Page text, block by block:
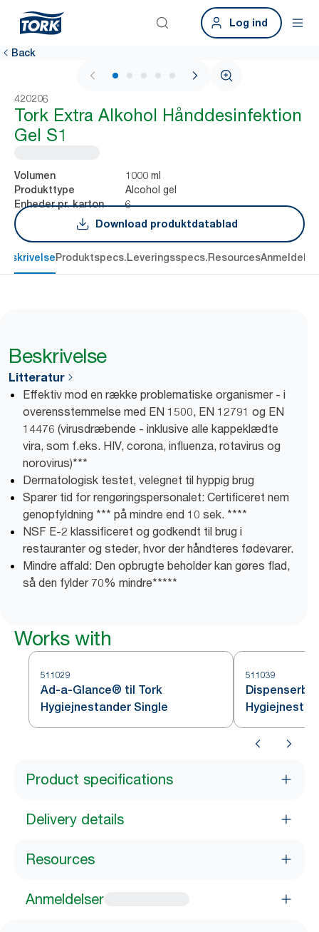
Log ind
Back
1 / 5
420206
Tork Extra Alkohol Hånddesinfektion
Gel S1
Volumen 1000 ml
Produkttype Alcohol gel
Enheder pr. karton
6
Download produktdatablad
Produktspecs.Leveringsspecs.Resources
Beskrivelse
Litteratur
Effektiv mod en række problematiske organismer - i
overensstemmelse med EN 1500, EN 12791 og EN
14476 (virusdræbende - inklusive alle kappeklædte
vira, som f.eks. HIV, corona, influenza, rotavirus og
norovirus)***
Dermatologisk testet, velegnet til hyppig brug
Sparer tid for rengøringspersonalet: Certificeret nem
genopfyldning *** på mindre end 10 sek. ****
NSF E-2 klassificeret og godkendt til brug i
restauranter og steder, hvor der håndteres fødevarer.
Mindre affald: Den opbrugte beholder kan gøres flad,
så den fylder 70% mindre*****
Works with
511029
Ad-a-Glance® til Tork
Hygiejnestander Single
511039
Product specifications
Delivery details
Resources
Anmeldelser